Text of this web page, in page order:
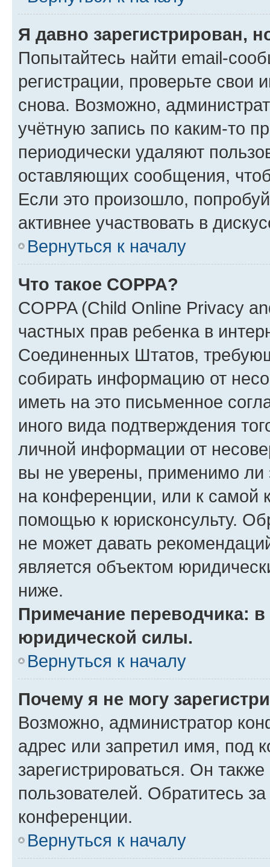
Я давно зарегистрирован,
Попытайтесь найти email-
регистрации, проверьте свои
снова. Возможно,
учётную запись по каким-то
периодически удаляют
оставляющих сообщения,
Если это произошло,
активнее участвовать в
Вернуться к началу
Что такое COPPA?
COPPA (Child Online Privacy
частных прав ребенка в
Соединенных Штатов,
собирать информацию от
иметь на это письменное
иного вида подтверждения
личной информации от
вы не уверены, применимо ли
на конференции, или к самой
помощью к юрисконсульту.
не может давать
является объектом
ниже.
Примечание переводчика:
юридической силы.
Вернуться к началу
Почему я не могу
Возможно, администратор
адрес или запретил имя, под
зарегистрироваться. Он
пользователей. Обратитесь
конференции.
Вернуться к началу